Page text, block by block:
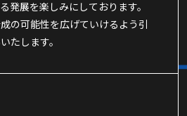
発展を楽しみにしております。
の可能性を広げていけるよう引
たします。